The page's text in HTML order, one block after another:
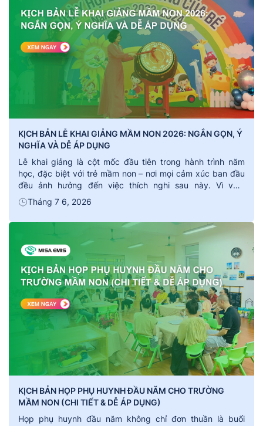
KỊCH BẢN LỄ KHAI GIẢNG MẦM NON 2026: NGẮN GỌN, Ý
NGHĨA VÀ DỄ ÁP DỤNG
Lễ khai giảng là cột mốc đầu tiên trong hành trình năm
học, đặc biệt với trẻ mầm non – nơi mọi cảm xúc ban đầu
đều ảnh hưởng đến việc thích nghi sau này. Vì vậy,
một kịch bản lễ khai giảng mầm non được chuẩn bị hợp lý
sẽ giúp buổi lễ diễn ra nhẹ […]
Tháng 7 6, 2026
KỊCH BẢN HỌP PHỤ HUYNH ĐẦU NĂM CHO TRƯỜNG
MẦM NON (CHI TIẾT & DỄ ÁP DỤNG)
Họp phụ huynh đầu năm không chỉ đơn thuần là buổi